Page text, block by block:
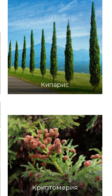
Кипарис
Криптомерия